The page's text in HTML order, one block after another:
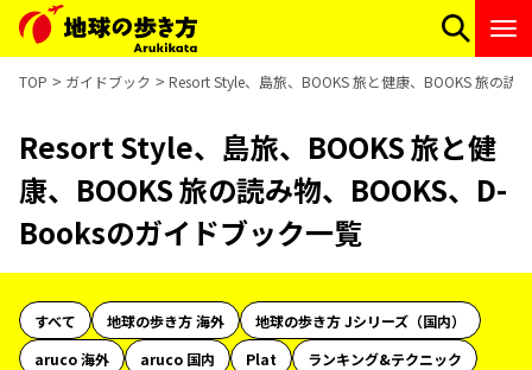
TOP ガイドブック Resort Style、島旅、BOOKS 旅と健康、BOOKS 旅の読
Resort Style、島旅、BOOKS 旅と健
康、BOOKS 旅の読み物、BOOKS、D-
Booksのガイドブック一覧
すべて 地球の歩き方 海外
地球の歩き方 Jシリーズ（国内）
aruco 海外
aruco 国内 Plat
ランキング&テクニック